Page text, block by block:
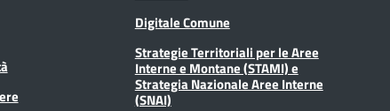
Digitale Comune
Strategie Territoriali per le Aree
Interne e Montane (STAMI) e
Strategia Nazionale Aree Interne
(SNAI)